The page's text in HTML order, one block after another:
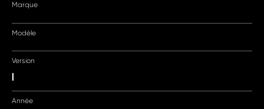
Marque
Modèle
Version
|
Année